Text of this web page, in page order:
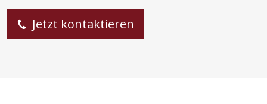
Jetzt kontaktieren